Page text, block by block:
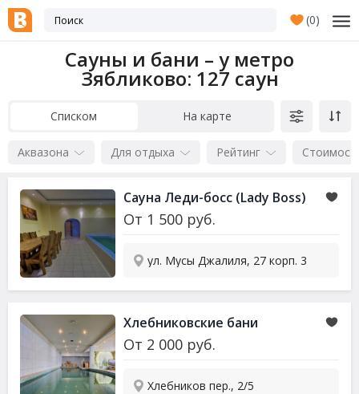
(0)
Сауны и бани – у метро
Зябликово: 127 саун
Списком На карте
Аквазона Для отдыха Рейтинг
Сауна Леди-босс (Lady Boss)
От 1 500 руб.
ул. Мусы Джалиля, 27 корп. 3
Хлебниковские бани
От 2 000 руб.
Хлебников пер., 2/5